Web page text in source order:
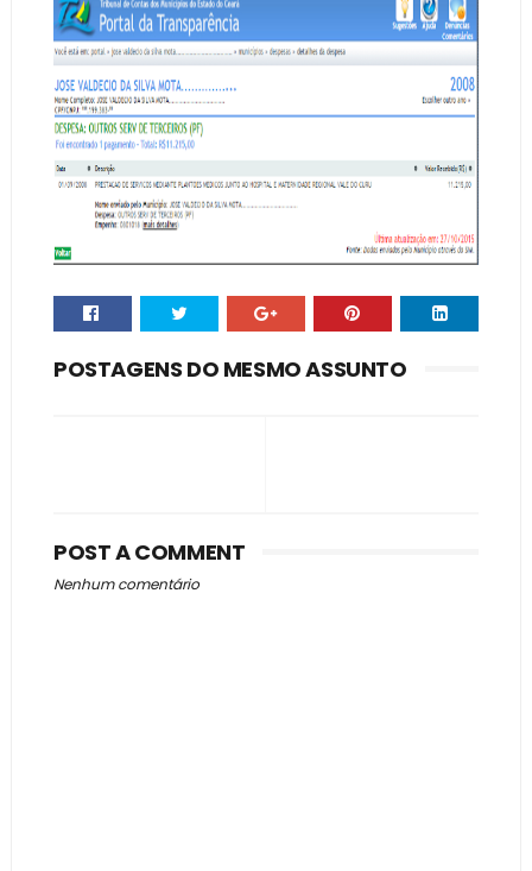
POSTAGENS DO MESMO ASSUNTO
POST A COMMENT
Nenhum comentário